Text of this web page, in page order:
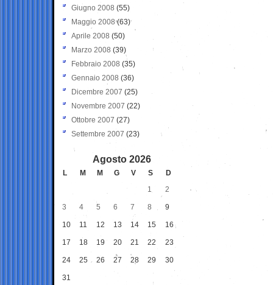
Giugno 2008 (55)
Maggio 2008(63)
Aprile 2008 (50)
Marzo 2008 (39)
Febbraio 2008 (35)
Gennaio 2008 (36)
Dicembre 2007 (25)
Novembre 2007 (22)
Ottobre 2007 (27)
Settembre 2007 (23)
Agosto 2026
L M M G V S
D
1
2
3 4 5 6 7 8 9
10 11 12 13 14 15 16
17 18 19 20 21 22 23
24 25 26 27 28 29 30
31